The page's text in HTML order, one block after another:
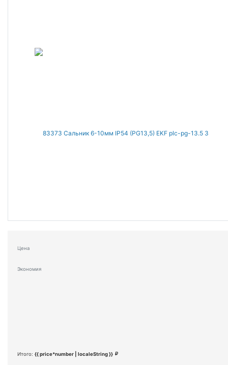
Цена
Экономия
Итого: {{ price*number | localeString }}